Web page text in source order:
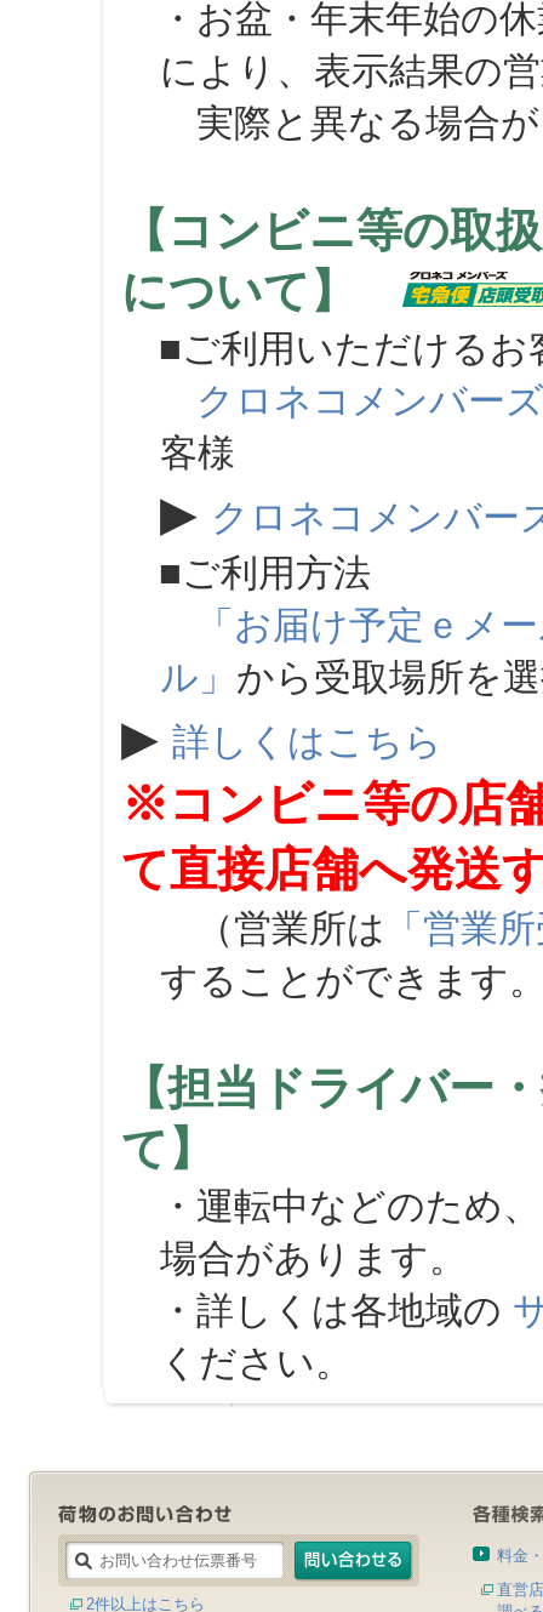
・お盆・年末年始の
により、表示結果の
実際と異なる場合が
【コンビニ等の取
について】
■ご利用いただけるお
クロネコメンバーズ
客様
▶ クロネコメンバー
■ご利用方法
「お届け予定ｅメ
ル」 から受取場所を
▶ 詳しくはこちら
※コンビニ等の店
て直接店舗へ発送
（営業所は 「営業
することができます
【担当ドライバー
て】
・運転中などのため
場合があります。
・詳しくは各地域の
ください。
2件以上はこちら
料金
直営